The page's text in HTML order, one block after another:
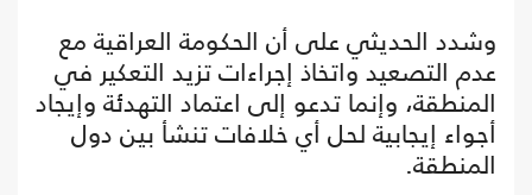
وشدد الحديثي على أن الحكومة العراقية مع
عدم التصعيد واتخاذ إجراءات تزيد التعكير في
المنطقة، وإنما تدعو إلى اعتماد التهدئة وإيجاد
أجواء إيجابية لحل أي خلافات تنشأ بين دول
المنطقة.